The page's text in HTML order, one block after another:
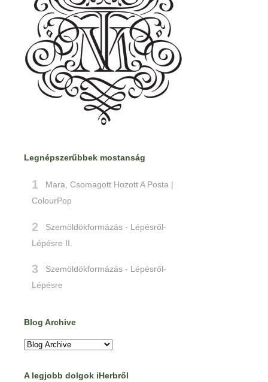
Legnépszerűbbek mostanság
Mara, Csomagott Hozott A Posta |
ColourPop
Szemöldökformázás - Lépésről-
Lépésre II.
Szemöldökformázás - Lépésről-
Lépésre
Blog Archive
A legjobb dolgok iHerbről